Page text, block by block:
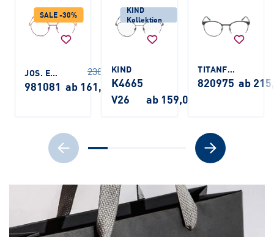
SALE -30%
JOS. ESCHENBACH
981081
230,00 €
ab 161,00 €
KIND
Kollektion
KIND
K4665
V26
ab 159,00 €
TITANFLEX
820975 ab